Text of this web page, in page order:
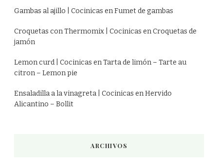
Gambas al ajillo | Cocinicas enFumet de gambas
Croquetas con Thermomix | Cocinicas enCroquetas de
jamón
Lemon curd | Cocinicas enTarta de limón – Tarte au
citron – Lemon pie
Ensaladilla a la vinagreta | Cocinicas enHervido
Alicantino – Bollit
ARCHIVOS